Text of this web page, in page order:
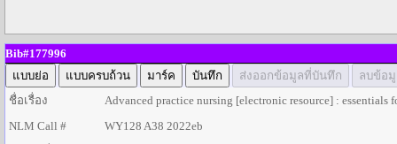
Bib#177996
ชื่อเรื่อง
Advanced practice nursing [electronic resource] :
NLM Call #
WY128 A38 2022eb